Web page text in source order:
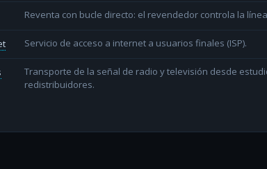
Reventa con bucle directo: el revendedor controla la
Servicio de acceso a internet a usuarios finales (ISP).
Transporte de la señal de radio y televisión desde
redistribuidores.